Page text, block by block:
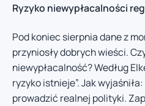
Ryzyko niewypłacalności
Pod koniec sierpnia dane z
przyniosły dobrych wieści.
niewypłacalność? Według
ryzyko istnieje”. Jak
prowadzić realnej polityki.